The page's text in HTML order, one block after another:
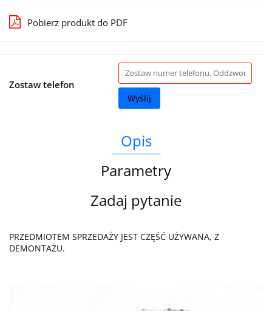
Pobierz produkt do PDF
Zostaw telefon
Wyślij
Opis
Parametry
Zadaj pytanie
PRZEDMIOTEM SPRZEDAŻY JEST CZĘŚĆ UŻYWANA, Z
DEMONTAŻU.